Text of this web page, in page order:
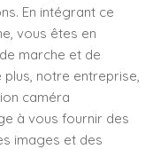
En intégrant ce
vous êtes en
marche et de
plus, notre entreprise,
caméra
à vous fournir des
images et des